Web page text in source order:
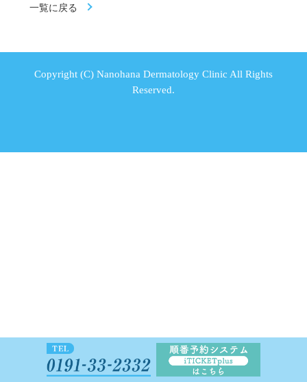
一覧に戻る
Copyright (C) Nanohana Dermatology Clinic All Rights
Reserved.